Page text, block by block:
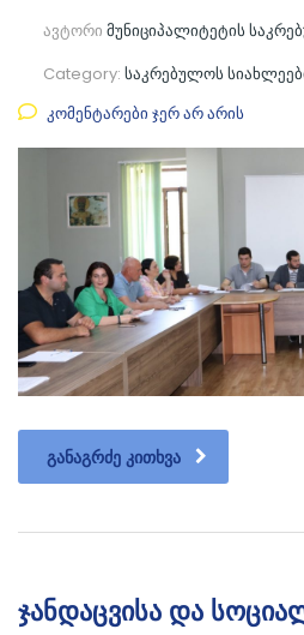
ავტორი მუნიციპალიტეტის
Category: საკრებულოს
კომენტარები ჯერ არ არის
ᲒᲐᲜᲐᲒᲠᲫᲔ ᲙᲘᲗᲮᲕᲐ
ჯანდაცვისა და